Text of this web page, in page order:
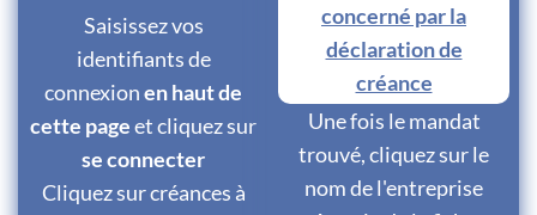
Saisissez vos
identifiants de
connexionen haut de
cette pageet cliquez sur
se connecter
Cliquez sur créances à
concerné par la
déclaration de
créance
Une fois le mandat
trouvé, cliquez sur le
nom de l'entreprise